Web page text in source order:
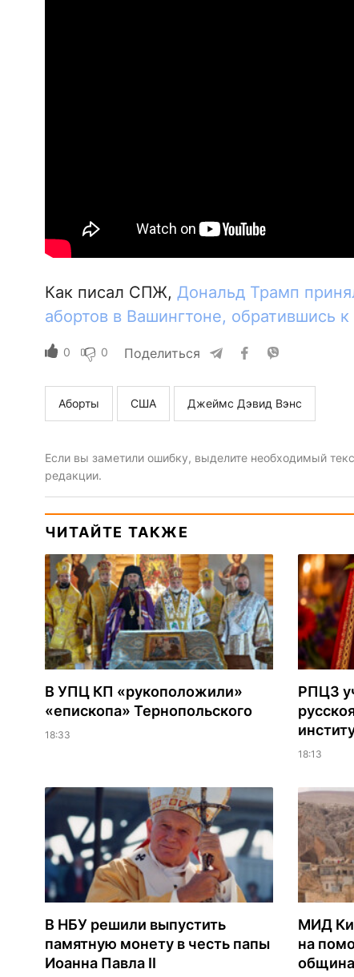
Как писал СПЖ, Дональд Трамп
абортов в Вашингтоне, обратившись
0 0 Поделиться
Аборты США Джеймс Дэвид Вэнс
Если вы заметили ошибку, выделите необходимый
редакции.
ЧИТАЙТЕ ТАКЖЕ
В УПЦ КП «рукоположили»
«епископа» Тернопольского
18:33
РПЦЗ
18:13
В НБУ решили выпустить
памятную монету в честь папы
Иоанна Павла II
МИД
на